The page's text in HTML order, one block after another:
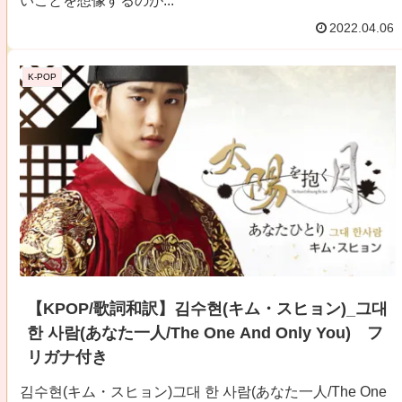
2022.04.06
K-POP
【KPOP/歌詞和訳】김수현(キム・スヒョン)_그대
한 사람(あなた一人/The One And Only You) フ
リガナ付き
김수현(キム・スヒョン)그대 한 사람(あなた一人/The One